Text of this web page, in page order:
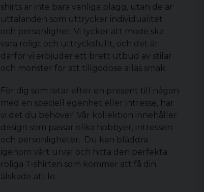
shirts är inte bara vanliga plagg, utan de är
uttalanden som uttrycker individualitet
och personlighet. Vi tycker att mode ska
vara roligt och uttrycksfullt, och det är
därför vi erbjuder ett brett utbud av stilar
och mönster för att tillgodose allas smak.
För dig som letar efter en present till någon
med en speciell egenhet eller intresse, har
vi det du behöver. Vår kollektion innehåller
design som passar olika hobbyer, intressen
och personligheter. Du kan bläddra
igenom vårt urval och hitta den perfekta
roliga T-shirten som kommer att få din
älskade att le.